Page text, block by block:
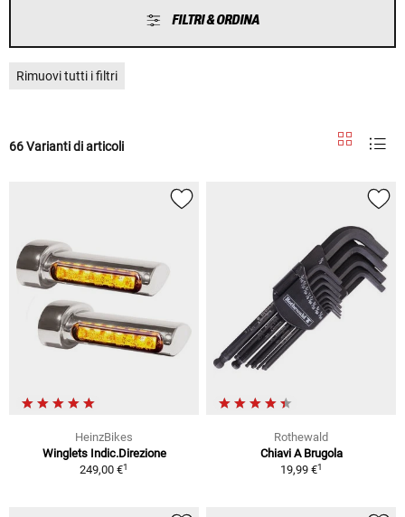
FILTRI & ORDINA
Rimuovi tutti i filtri
66 Varianti di articoli
HeinzBikes
Winglets Indic.Direzione
249,00 €1
Rothewald
Chiavi A Brugola
19,99 €1